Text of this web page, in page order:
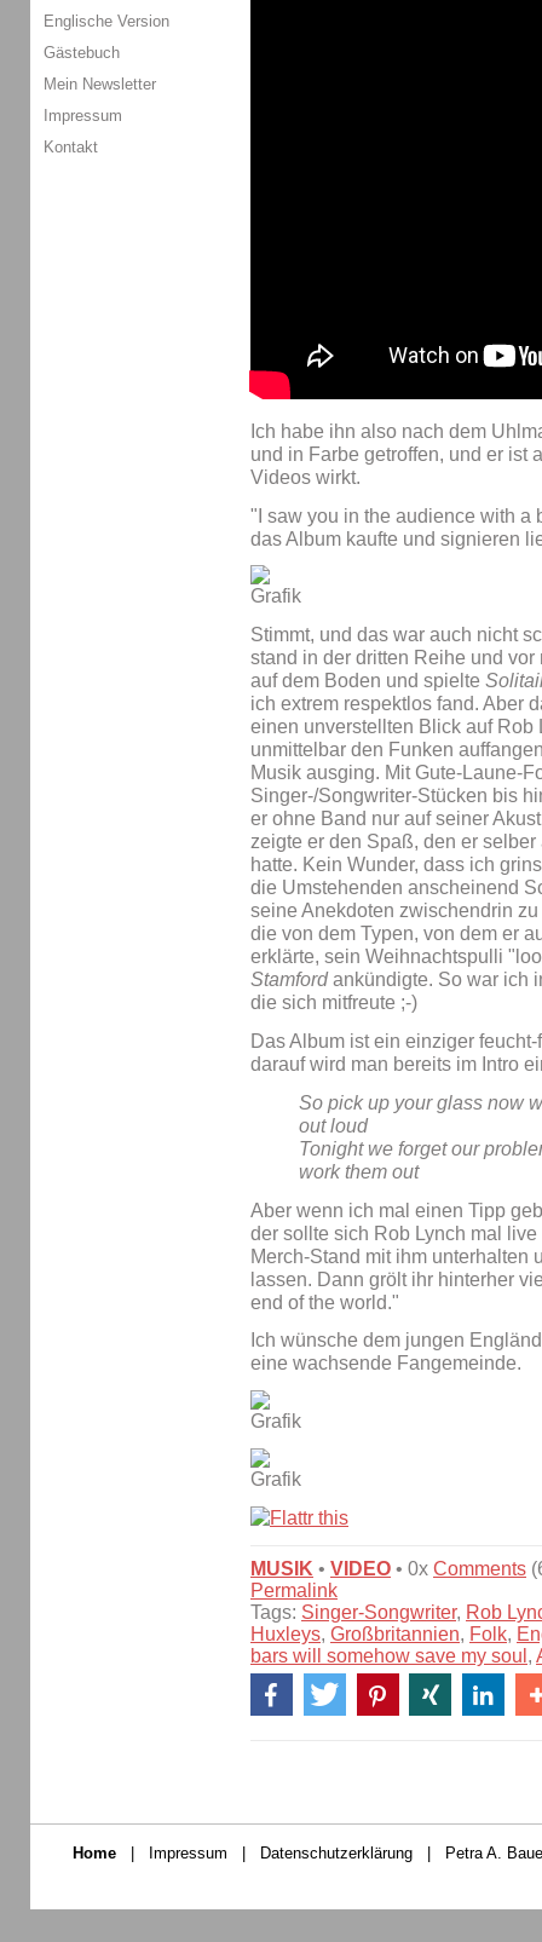
Ich habe ihn also nach dem
und in Farbe getroffen, und er ist
Videos wirkt.
"I saw you in the audience with a
das Album kaufte und signieren
Stimmt, und das war auch nicht
stand in der dritten Reihe und vor
auf dem Boden und spielte
ich extrem respektlos fand. Aber
einen unverstellten Blick auf Rob
unmittelbar den Funken
Musik ausging. Mit Gute-Laune-
Singer-/Songwriter-Stücken bis
er ohne Band nur auf seiner
zeigte er den Spaß, den er selber
hatte. Kein Wunder, dass ich
die Umstehenden anscheinend
seine Anekdoten zwischendrin
die von dem Typen, von dem er
erklärte, sein Weihnachtspulli
Stamfordankündigte. So war ich
die sich mitfreute ;-)
Das Album ist ein einziger
darauf wird man bereits im Intro
So pick up your glass now
out loud
Tonight we forget our
work them out
Aber wenn ich mal einen Tipp
der sollte sich Rob Lynch mal
Merch-Stand mit ihm unterhalten
lassen. Dann grölt ihr hinterher
end of the world."
Ich wünsche dem jungen
eine wachsende Fangemeinde.
MUSIK • VIDEO • 0x Comments
Permalink
Tags: Singer-Songwriter, Rob
Huxleys, Großbritannien, Folk,
bars will somehow save my soul ,
Englische Version
Gästebuch
Mein Newsletter
Impressum
Kontakt
Home Impressum Datenschutzerklärung Petra A.